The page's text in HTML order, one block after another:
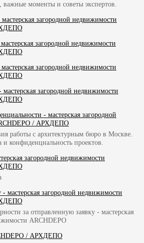
важные моменты и советы экспертов.
загородной недвижимости
загородной недвижимости
загородной недвижимости
загородной недвижимости
- мастерская загородной
/ АРХДЕПО
работы с архитектурным бюро в Москве.
и конфиденциальность проектов.
загородной недвижимости
- мастерская загородной недвижимости
за отправленную заявку - мастерская
ARCHDEPO
/ АРХДЕПО